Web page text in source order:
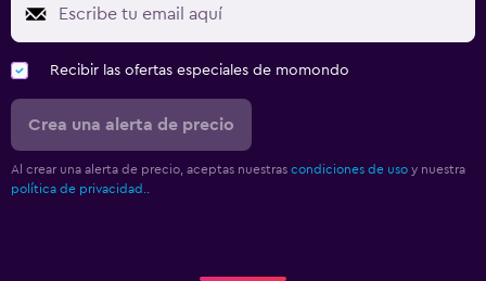
Recibir las ofertas especiales de momondo
Crea una alerta de precio
Al crear una alerta de precio, aceptas nuestras condiciones de uso y nuestra
política de privacidad..